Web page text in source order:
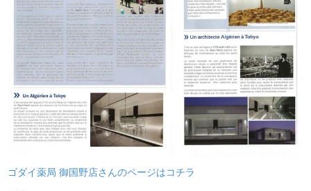
ゴダイ薬局 御国野店さんのページはコチラ